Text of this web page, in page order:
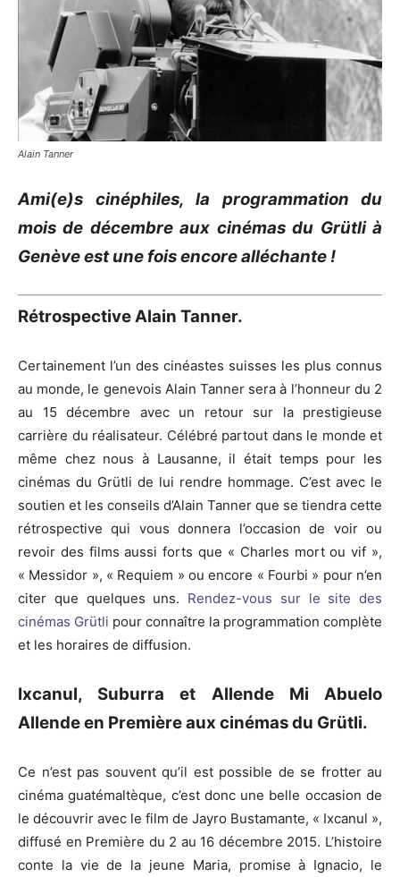
Alain Tanner
Ami(e)s cinéphiles, la programmation du
mois de décembre aux cinémas du Grütli à
Genève est une fois encore alléchante !
Rétrospective Alain Tanner.
Certainement l’un des cinéastes suisses les plus connus
au monde, le genevois Alain Tanner sera à l’honneur du 2
au 15 décembre avec un retour sur la prestigieuse
carrière du réalisateur. Célébré partout dans le monde et
même chez nous à Lausanne, il était temps pour les
cinémas du Grütli de lui rendre hommage. C’est avec le
soutien et les conseils d’Alain Tanner que se tiendra cette
rétrospective qui vous donnera l’occasion de voir ou
revoir des films aussi forts que « Charles mort ou vif »,
« Messidor », « Requiem » ou encore « Fourbi » pour n’en
citer que quelques uns. Rendez-vous sur le site des
cinémas Grütli pour connaître la programmation complète
et les horaires de diffusion.
Ixcanul, Suburra et Allende Mi Abuelo
Allende en Première aux cinémas du Grütli.
Ce n’est pas souvent qu’il est possible de se frotter au
cinéma guatémaltèque, c’est donc une belle occasion de
le découvrir avec le film de Jayro Bustamante, « Ixcanul »,
diffusé en Première du 2 au 16 décembre 2015. L’histoire
conte la vie de la jeune Maria, promise à Ignacio, le